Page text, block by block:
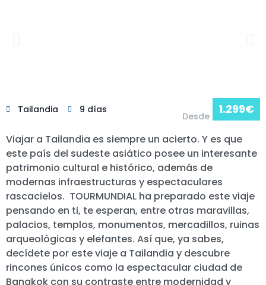
Tailandia 9 días
Desde 1.299€
Viajar a Tailandia es siempre un acierto. Y es que
este país del sudeste asiático posee un interesante
patrimonio cultural e histórico, además de
modernas infraestructuras y espectaculares
rascacielos. TOURMUNDIAL ha preparado este viaje
pensando en ti, te esperan, entre otras maravillas,
palacios, templos, monumentos, mercadillos, ruinas
arqueológicas y elefantes. Así que, ya sabes,
decídete por este viaje a Tailandia y descubre
rincones únicos como la espectacular ciudad de
Bangkok con su contraste entre modernidad y